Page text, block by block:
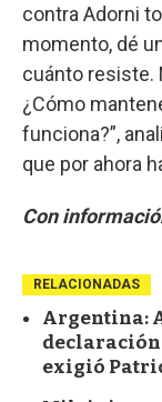
contra Adorni
momento, dé
cuánto resiste.
¿Cómo
funciona?”,
que por ahora
Con
RELACIONADAS
Argentina:
declaración
exigió